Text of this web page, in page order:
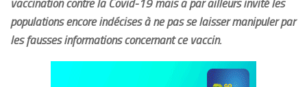
vaccination contre la Covid-19 mais a par ailleurs invité les
populations encore indécises à ne pas se laisser manipuler par
les fausses informations concernant ce vaccin.